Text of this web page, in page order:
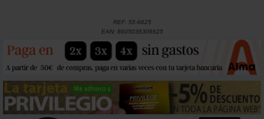
REF: 55-6625
EAN: 8605036306625